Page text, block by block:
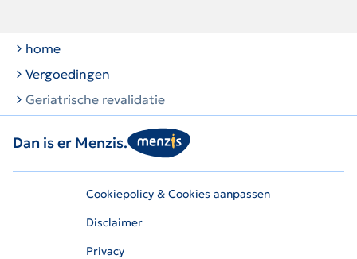
home
Vergoedingen
Geriatrische revalidatie
Dan is er Menzis.
Cookiepolicy & Cookies aanpassen
Disclaimer
Privacy